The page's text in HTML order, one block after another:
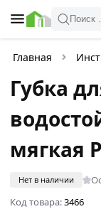
Поиск ..
Главная
Губка
мягкая
Нет в наличии
Код товара:3466